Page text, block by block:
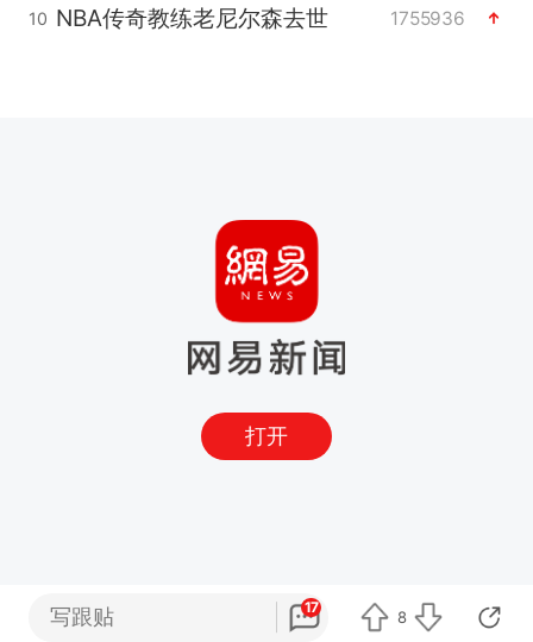
10 NBA传奇教练老尼尔森去世 1755936
打开
写跟贴 17
8